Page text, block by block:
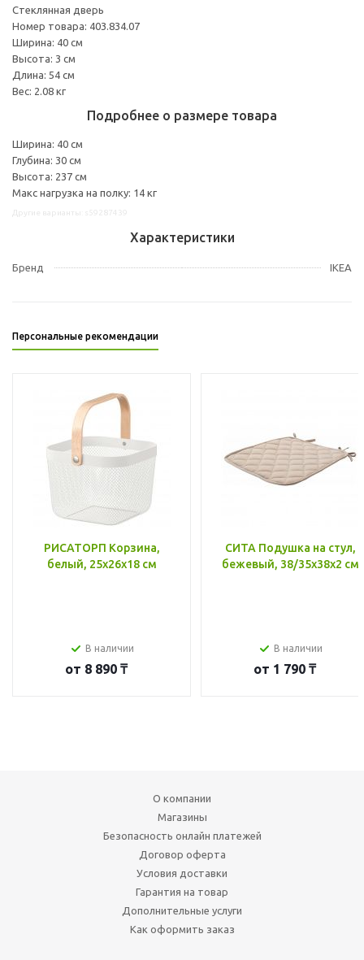
Стеклянная дверь
Номер товара: 403.834.07
Ширина: 40 см
Высота: 3 см
Длина: 54 см
Вес: 2.08 кг
Подробнее о размере товара
Ширина: 40 см
Глубина: 30 см
Высота: 237 см
Макс нагрузка на полку: 14 кг
Характеристики
Бренд IKEA
Персональные рекомендации
РИСАТОРП Корзина,
белый, 25x26x18 см
В наличии
от 8 890 ₸
СИТА Подушка на стул,
бежевый, 38/35x38x2 см
В наличии
от 1 790 ₸
О компании
Магазины
Безопасность онлайн платежей
Договор оферта
Условия доставки
Гарантия на товар
Дополнительные услуги
Как оформить заказ